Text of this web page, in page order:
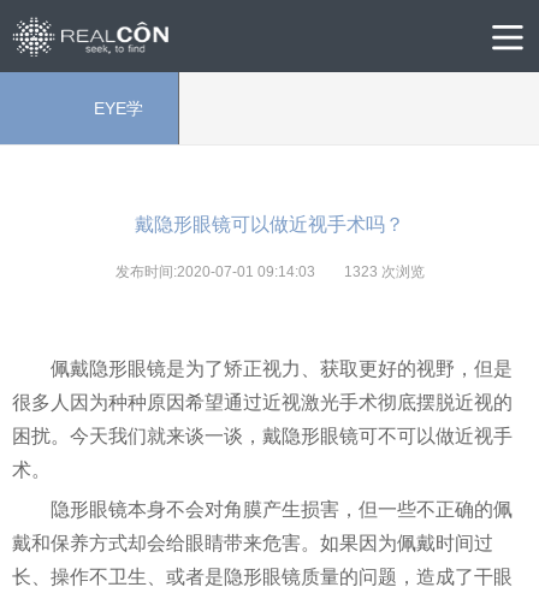
EYE学
戴隐形眼镜可以做近视手术吗？
发布时间:2020-07-01 09:14:03 1323 次浏览
佩戴隐形眼镜是为了矫正视力、获取更好的视野，但是
很多人因为种种原因希望通过近视激光手术彻底摆脱近视的
困扰。今天我们就来谈一谈，戴隐形眼镜可不可以做近视手
术。
隐形眼镜本身不会对角膜产生损害，但一些不正确的佩
戴和保养方式却会给眼睛带来危害。如果因为佩戴时间过
长、操作不卫生、或者是隐形眼镜质量的问题，造成了干眼